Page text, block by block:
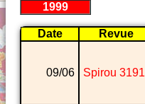
1999
Date Revue
09/06 Spirou 3191